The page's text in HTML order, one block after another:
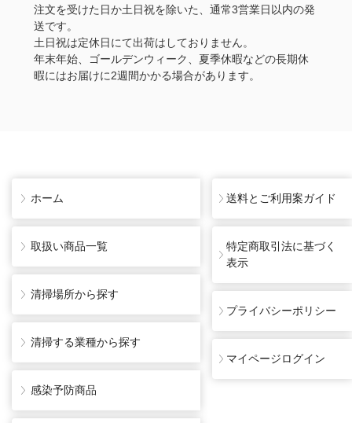
注文を受けた日か土日祝を除いた、通常3営業日以内の発
送です。
土日祝は定休日にて出荷はしておりません。
年末年始、ゴールデンウィーク、夏季休暇などの長期休
暇にはお届けに2週間かかる場合があります。
ホーム
取扱い商品一覧
清掃場所から探す
清掃する業種から探す
感染予防商品
送料とご利用案ガイド
特定商取引法に基づく
表示
プライバシーポリシー
マイページログイン